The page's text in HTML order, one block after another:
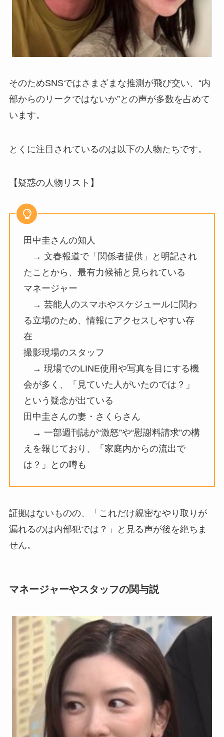
そのためSNSではさまざまな推測が飛び交い、“内
部からのリークではないか”との声が多数を占めて
います。
とくに注目されているのは以下の人物たちです。
【疑惑の人物リスト】
田中圭さんの知人
→ 文春報道で「関係者提供」と明記され
たことから、最有力候補と見られている
マネージャー
→ 芸能人のスマホやスケジュールに関わ
る立場のため、情報にアクセスしやすい存
在
撮影現場のスタッフ
→ 現場でのLINE使用や写真を目にする機
会が多く、「見ていた人がいたのでは？」
という疑念が出ている
田中圭さんの妻・さくらさん
→ 一部週刊誌が“激怒”や“慰謝料請求”の構
えを報じており、「家庭内からの流出で
は？」との噂も
証拠はないものの、「これだけ親密なやり取りが
漏れるのは内部犯では？」と見る声が後を絶ちま
せん。
マネージャーやスタッフの関与説